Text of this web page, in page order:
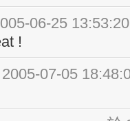
06-25
!
07-05